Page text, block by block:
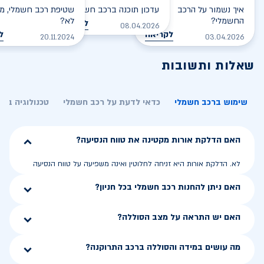
איך נשמור על הרכב
החשמלי?
03.04.2026 לקריאה
עדכון תוכנה ברכב חשמלי
08.04.2026 לקריאה
שטיפת רכב חשמלי,
לא?
20.11.2024
שאלות ותשובות
שימוש ברכב חשמלי כדאי לדעת על רכב חשמלי טכנולוגיה
האם הדלקת אורות מקטינה את טווח הנסיעה?
לא. הדלקת אורות היא זניחה לחלוטין ואינה משפיעה על טווח הנסיעה
האם ניתן להחנות רכב חשמלי בכל חניון?
האם יש התראה על מצב הסוללה?
מה עושים במידה והסוללה ברכב התרוקנה?